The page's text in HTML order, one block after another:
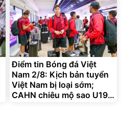
Điểm tin Bóng đá Việt
Nam 2/8: Kịch bản tuyển
Việt Nam bị loại sớm;
CAHN chiêu mộ sao U19